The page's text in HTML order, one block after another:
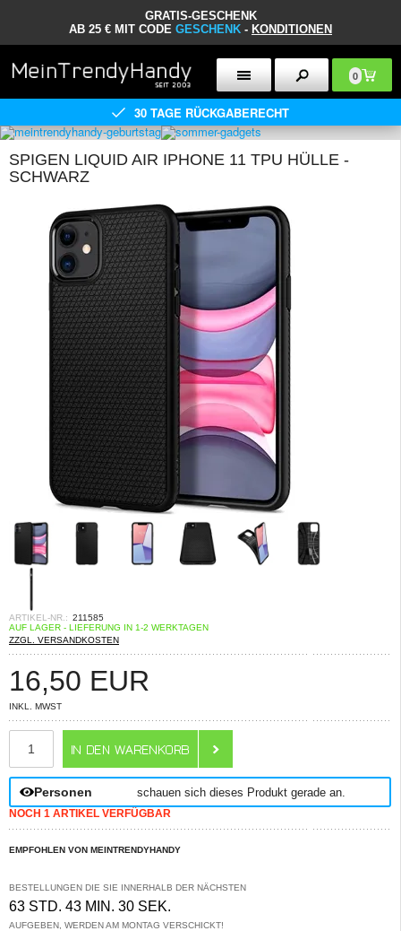
GRATIS-GESCHENK
AB 25 € MIT CODE GESCHENK - KONDITIONEN
0
30 TAGE RÜCKGABERECHT
SPIGEN LIQUID AIR IPHONE 11 TPU HÜLLE -
SCHWARZ
ARTIKEL-NR.: 211585
AUF LAGER - LIEFERUNG IN 1-2 WERKTAGEN
ZZGL. VERSANDKOSTEN
16,50 EUR
INKL. MWST
Personen schauen sich dieses Produkt gerade an.
NOCH 1 ARTIKEL VERFÜGBAR
EMPFOHLEN VON MEINTRENDYHANDY
BESTELLUNGEN DIE SIE INNERHALB DER NÄCHSTEN
63 STD. 43 MIN. 30 SEK.
AUFGEBEN, WERDEN AM MONTAG VERSCHICKT!